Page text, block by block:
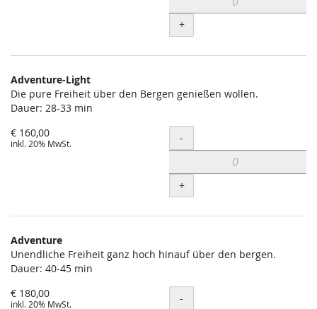
+
Adventure-Light
Die pure Freiheit über den Bergen genießen wollen.
Dauer: 28-33 min
€ 160,00
inkl. 20% MwSt. Menge
-
+
Adventure
Unendliche Freiheit ganz hoch hinauf über den bergen.
Dauer: 40-45 min
€ 180,00
inkl. 20% MwSt. Menge
-